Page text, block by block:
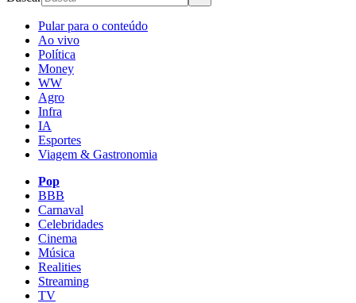
Pular para o conteúdo
Ao vivo
Política
Money
WW
Agro
Infra
IA
Esportes
Viagem & Gastronomia
Pop
BBB
Carnaval
Celebridades
Cinema
Música
Realities
Streaming
TV